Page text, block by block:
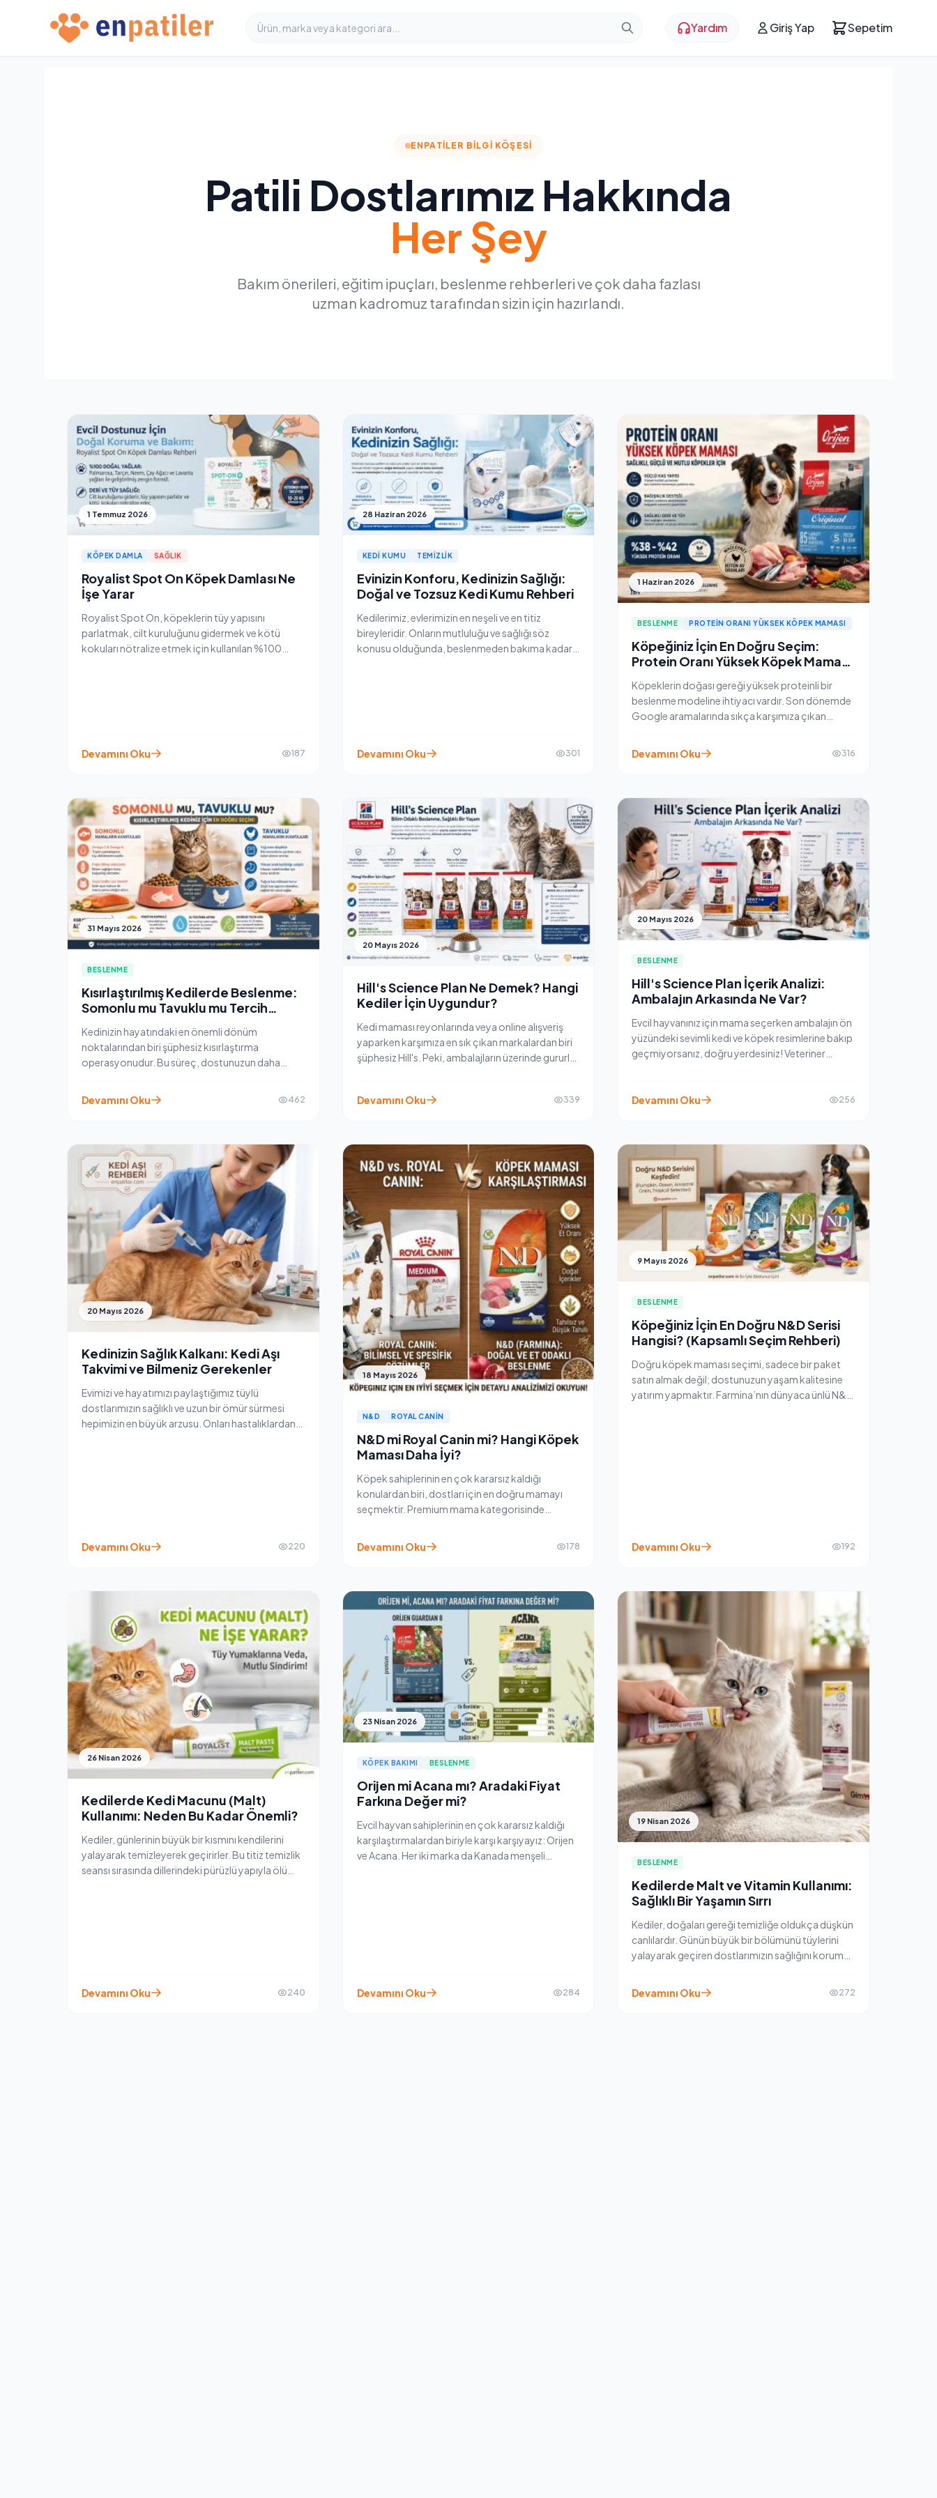
Yardım Giriş Yap Sepetim
ENPATILER BILGI KÖŞESI
Patili Dostlarımız Hakkında
Her Şey
Bakım önerileri, eğitim ipuçları, beslenme rehberleri ve çok daha fazlası
uzman kadromuz tarafından sizin için hazırlandı.
1 Temmuz 2026
KÖPEK DAMLA SAĞLIK
Royalist Spot On Köpek Damlası Ne
İşe Yarar
Royalist Spot On, köpeklerin tüy yapısını
parlatmak, cilt kuruluğunu gidermek ve kötü
kokuları nötralize etmek için kullanılan %100
Devamını Oku 187
28 Haziran 2026
KEDI KUMU TEMIZLIK
Evinizin Konforu, Kedinizin Sağlığı:
Doğal ve Tozsuz Kedi Kumu Rehberi
Kedilerimiz, evlerimizin en neşeli ve en titiz
bireyleridir. Onların mutluluğu ve sağlığı söz
konusu olduğunda, beslenmeden bakıma kadar
Devamını Oku 301
1 Haziran 2026
BESLENME PROTEIN ORANI YÜKSEK KÖPEK MAMASI
Köpeğiniz İçin En Doğru Seçim:
Protein Oranı Yüksek Köpek Maması
Köpeklerin doğası gereği yüksek proteinli bir
beslenme modeline ihtiyacı vardır. Son dönemde
Google aramalarında sıkça karşımıza çıkan
dünyaca ünlü Orijen köpek maması zengin et
mamanın farkını inceliyoruz.
Devamını Oku 316
31 Mayıs 2026
BESLENME
Kısırlaştırılmış Kedilerde Beslenme:
Somonlu mu Tavuklu mu Tercih
Kedinizin hayatındaki en önemli dönüm
noktalarından biri şüphesiz kısırlaştırma
operasyonudur. Bu süreç, dostunuzun daha
da, metabolizmasında ve hormon dengesinde
çok ciddi değişimleri beraberinde getirir.
Devamını Oku 462
20 Mayıs 2026
Hill's Science Plan Ne Demek? Hangi
Kediler İçin Uygundur?
Kedi maması reyonlarında veya online alışveriş
yaparken karşımıza en sık çıkan markalardan biri
şüphesiz Hill's. Peki, ambalajların üzerinde gururla
Devamını Oku
339
20 Mayıs 2026
BESLENME
Hill's Science Plan İçerik Analizi:
Ambalajın Arkasında Ne Var?
Evcil hayvanınız için mama seçerken ambalajın ön
yüzündeki sevimli kedi ve köpek resimlerine bakıp
geçmiyorsanız, doğru yerdesiniz! Veteriner
verilere ve optimize edilmiş besin değerlerine
Devamını Oku 256
20 Mayıs 2026
Kedinizin Sağlık Kalkanı: Kedi Aşı
Takvimi ve Bilmeniz Gerekenler
Evimizi ve hayatımızı paylaştığımız tüylü
dostlarımızın sağlıklı ve uzun bir ömür sürmesi
hepimizin en büyük arzusu. Onları hastalıklardan
Devamını Oku 220
18 Mayıs 2026
N&D ROYAL CANIN
N&D mi Royal Canin mi? Hangi Köpek
Maması Daha İyi?
Köpek sahiplerinin en çok kararsız kaldığı
konulardan biri, dostları için en doğru mamayı
seçmektir. Premium mama kategorisinde
Devamını Oku 178
9 Mayıs 2026
BESLENME
Köpeğiniz İçin En Doğru N&D Serisi
Hangisi? (Kapsamlı Seçim Rehberi)
Doğru köpek maması seçimi, sadece bir paket
satın almak değil; dostunuzun yaşam kalitesine
yatırım yapmaktır. Farmina’nın dünyaca ünlü N&D
Devamını Oku 192
26 Nisan 2026
Kedilerde Kedi Macunu (Malt)
Kullanımı: Neden Bu Kadar Önemli?
Kediler, günlerinin büyük bir kısmını kendilerini
yalayarak temizleyerek geçirirler. Bu titiz temizlik
seansı sırasında dillerindeki pürüzlü yapıyla ölü
Devamını Oku
240
23 Nisan 2026
KÖPEK BAKIMI BESLENME
Orijen mi Acana mı? Aradaki Fiyat
Farkına Değer mi?
Evcil hayvan sahiplerinin en çok kararsız kaldığı
karşılaştırmalardan biriyle karşı karşıyayız: Orijen
ve Acana. Her iki marka da Kanada menşeli
Devamını Oku 284
19 Nisan 2026
BESLENME
Kedilerde Malt ve Vitamin Kullanımı:
Sağlıklı Bir Yaşamın Sırrı
Kediler, doğaları gereği temizliğe oldukça düşkün
canlılardır. Günün büyük bir bölümünü tüylerini
yalayarak geçiren dostlarımızın sağlığını korumak
olur. İşte bu noktada kedi maltları ve
multivitaminler devreye giriyor. Peki, bu takviyeler
Devamını Oku 272